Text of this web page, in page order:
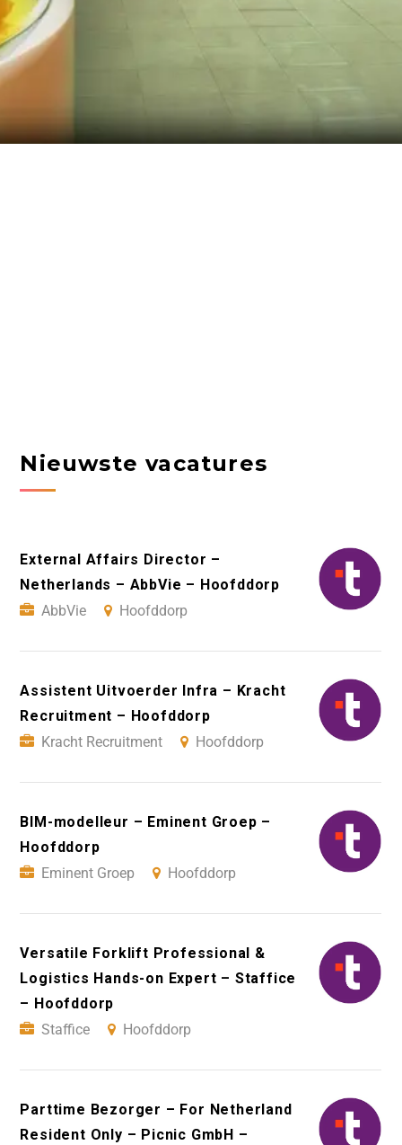
Nieuwste vacatures
External Affairs Director –
Netherlands – AbbVie – Hoofddorp
AbbVie
Hoofddorp
Assistent Uitvoerder Infra – Kracht
Recruitment – Hoofddorp
Kracht Recruitment
Hoofddorp
BIM-modelleur – Eminent Groep –
Hoofddorp
Eminent Groep
Hoofddorp
Versatile Forklift Professional &
Logistics Hands-on Expert – Staffice
– Hoofddorp
Staffice
Hoofddorp
Parttime Bezorger – For Netherland
Resident Only – Picnic GmbH –